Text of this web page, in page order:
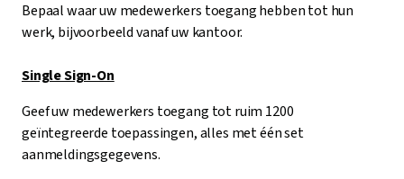
Bepaal waar uw medewerkers toegang hebben tot hun
werk, bijvoorbeeld vanaf uw kantoor.
Single Sign-On
Geef uw medewerkers toegang tot ruim 1200
geïntegreerde toepassingen, alles met één set
aanmeldingsgegevens.